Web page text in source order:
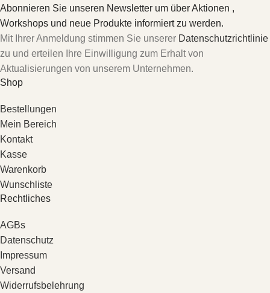
Abonnieren Sie unseren Newsletter um über Aktionen ,
Workshops und neue Produkte informiert zu werden.
Mit Ihrer Anmeldung stimmen Sie unserer Datenschutzrichtlinie
zu und erteilen Ihre Einwilligung zum Erhalt von
Aktualisierungen von unserem Unternehmen.
Shop
Bestellungen
Mein Bereich
Kontakt
Kasse
Warenkorb
Wunschliste
Rechtliches
AGBs
Datenschutz
Impressum
Versand
Widerrufsbelehrung